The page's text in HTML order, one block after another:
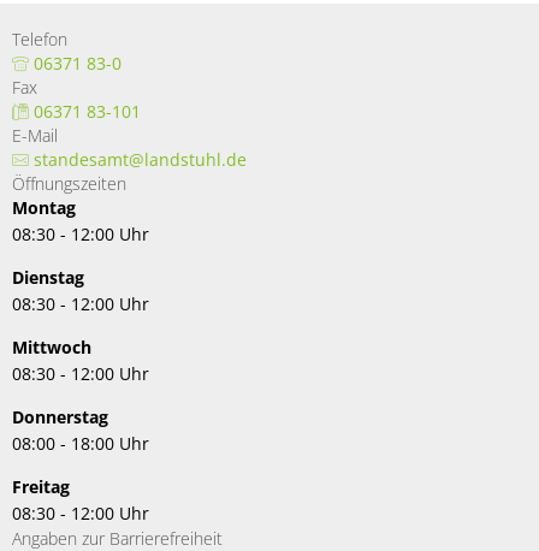
Telefon
06371 83-0
Fax
06371 83-101
E-Mail
standesamt@landstuhl.de
Öffnungszeiten
Montag
08:30 - 12:00 Uhr
Dienstag
08:30 - 12:00 Uhr
Mittwoch
08:30 - 12:00 Uhr
Donnerstag
08:00 - 18:00 Uhr
Freitag
08:30 - 12:00 Uhr
Angaben zur Barrierefreiheit